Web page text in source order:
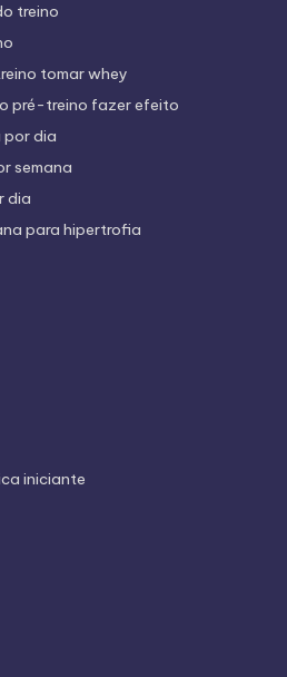
treino
tomar whey
pré-treino fazer efeito
por dia
semana
dia
para hipertrofia
iniciante